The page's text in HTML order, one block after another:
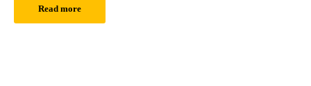
Read more